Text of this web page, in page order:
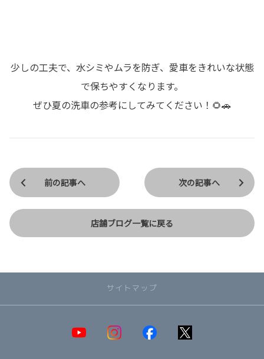
少しの工夫で、水シミやムラを防ぎ、愛車をきれいな状態
で保ちやすくなります。
ぜひ夏の洗車の参考にしてみてください！🌻🚗
前の記事へ
店舗ブログ一覧に戻る
次の記事へ
サイトマップ